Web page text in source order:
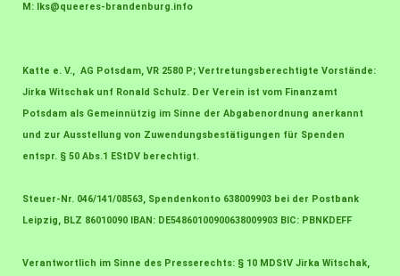
M:
lks@queeres-brandenburg.info
Katte e. V., AG Potsdam, VR 2580 P; Vertretungsberechtigte Vorstände:
Jirka Witschak unf Ronald Schulz. Der Verein ist vom Finanzamt
Potsdam als Gemeinnützig im Sinne der Abgabenordnung anerkannt
und zur Ausstellung von Zuwendungsbestätigungen für Spenden
entspr. § 50 Abs.1 EStDV berechtigt.
Steuer-Nr. 046/141/08563, Spendenkonto 638009903 bei der Postbank
Leipzig, BLZ 86010090 IBAN: DE54860100900638009903 BIC: PBNKDEFF
Verantwortlich im Sinne des Presserechts: § 10 MDStV Jirka Witschak,